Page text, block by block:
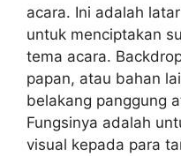
acara. Ini adalah
untuk menciptakan
tema acara.
papan, atau bahan
belakang panggung
Fungsinya adalah
visual kepada para